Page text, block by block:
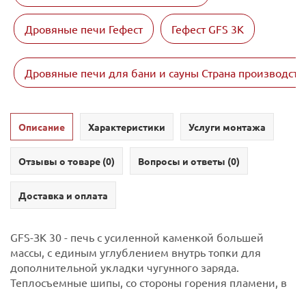
Дровяные печи Гефест Гефест GFS 3K
Дровяные печи для бани и сауны Страна
Описание Характеристики Услуги монтажа
Отзывы о товаре (0) Вопросы и ответы (0)
Доставка и оплата
GFS-ЗК 30 - печь с усиленной каменкой большей
массы, с единым углублением внутрь топки для
дополнительной укладки чугунного заряда.
Теплосъемные шипы, со стороны горения пламени, в